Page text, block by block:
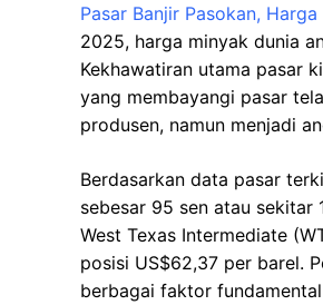
Pasar Banjir Pasokan,
2025, harga minyak dunia
Kekhawatiran utama pasar
yang membayangi pasar
produsen, namun menjadi
Berdasarkan data pasar
sebesar 95 sen atau sekitar
West Texas Intermediate
posisi US$62,37 per barel.
berbagai faktor